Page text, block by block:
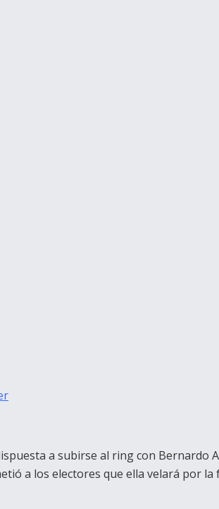
a subirse al ring con
a los electores que ella velará por